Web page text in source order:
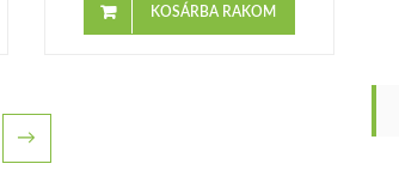
KOSÁRBA RAKOM
→